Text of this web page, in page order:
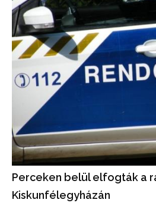
Perceken belül elfogták a
Kiskunfélegyházán